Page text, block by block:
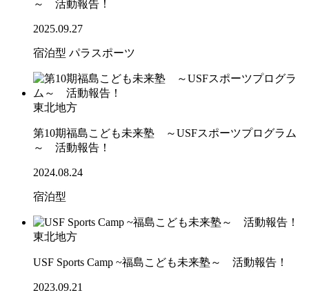
～ 活動報告！
2025.09.27
宿泊型 パラスポーツ
東北地方
第10期福島こども未来塾 ～USFスポーツプログラム
～ 活動報告！
2024.08.24
宿泊型
東北地方
USF Sports Camp ~福島こども未来塾～ 活動報告！
2023.09.21